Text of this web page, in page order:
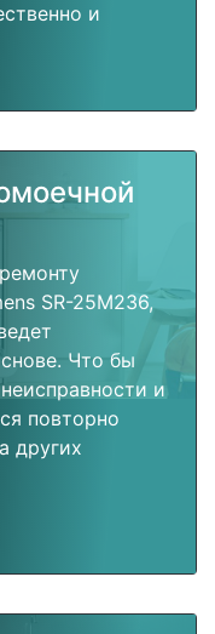
и
SR-25M236,
Что бы
и
повторно
других